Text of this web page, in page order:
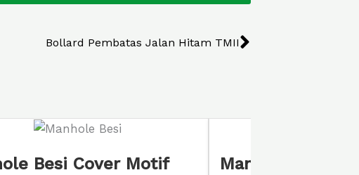
Bollard Pembatas Jalan Hitam TMIINext
Cover